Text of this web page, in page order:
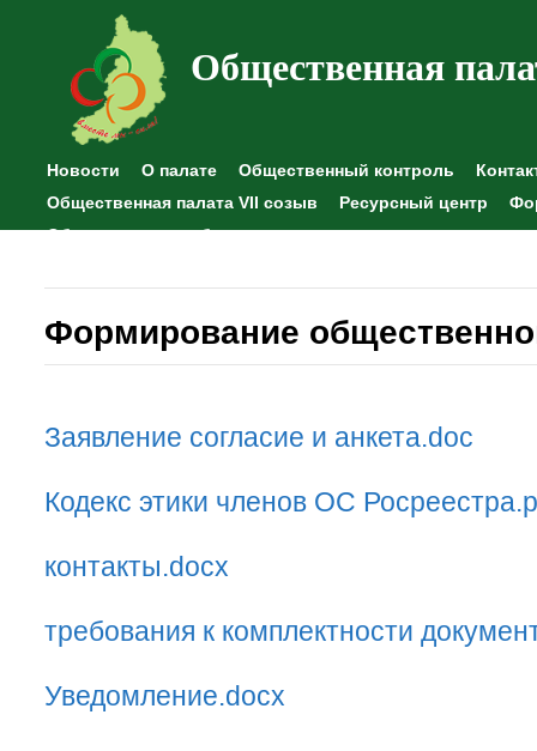
Общественная
Новости О палате Общественный контроль
Общественная палата VII созыв
Ресурсный центр
Общественные наблюдения
Формирование
Заявление согласие и анкета.doc
Кодекс этики членов ОС
контакты.docx
требования к комплектности
Уведомление.docx